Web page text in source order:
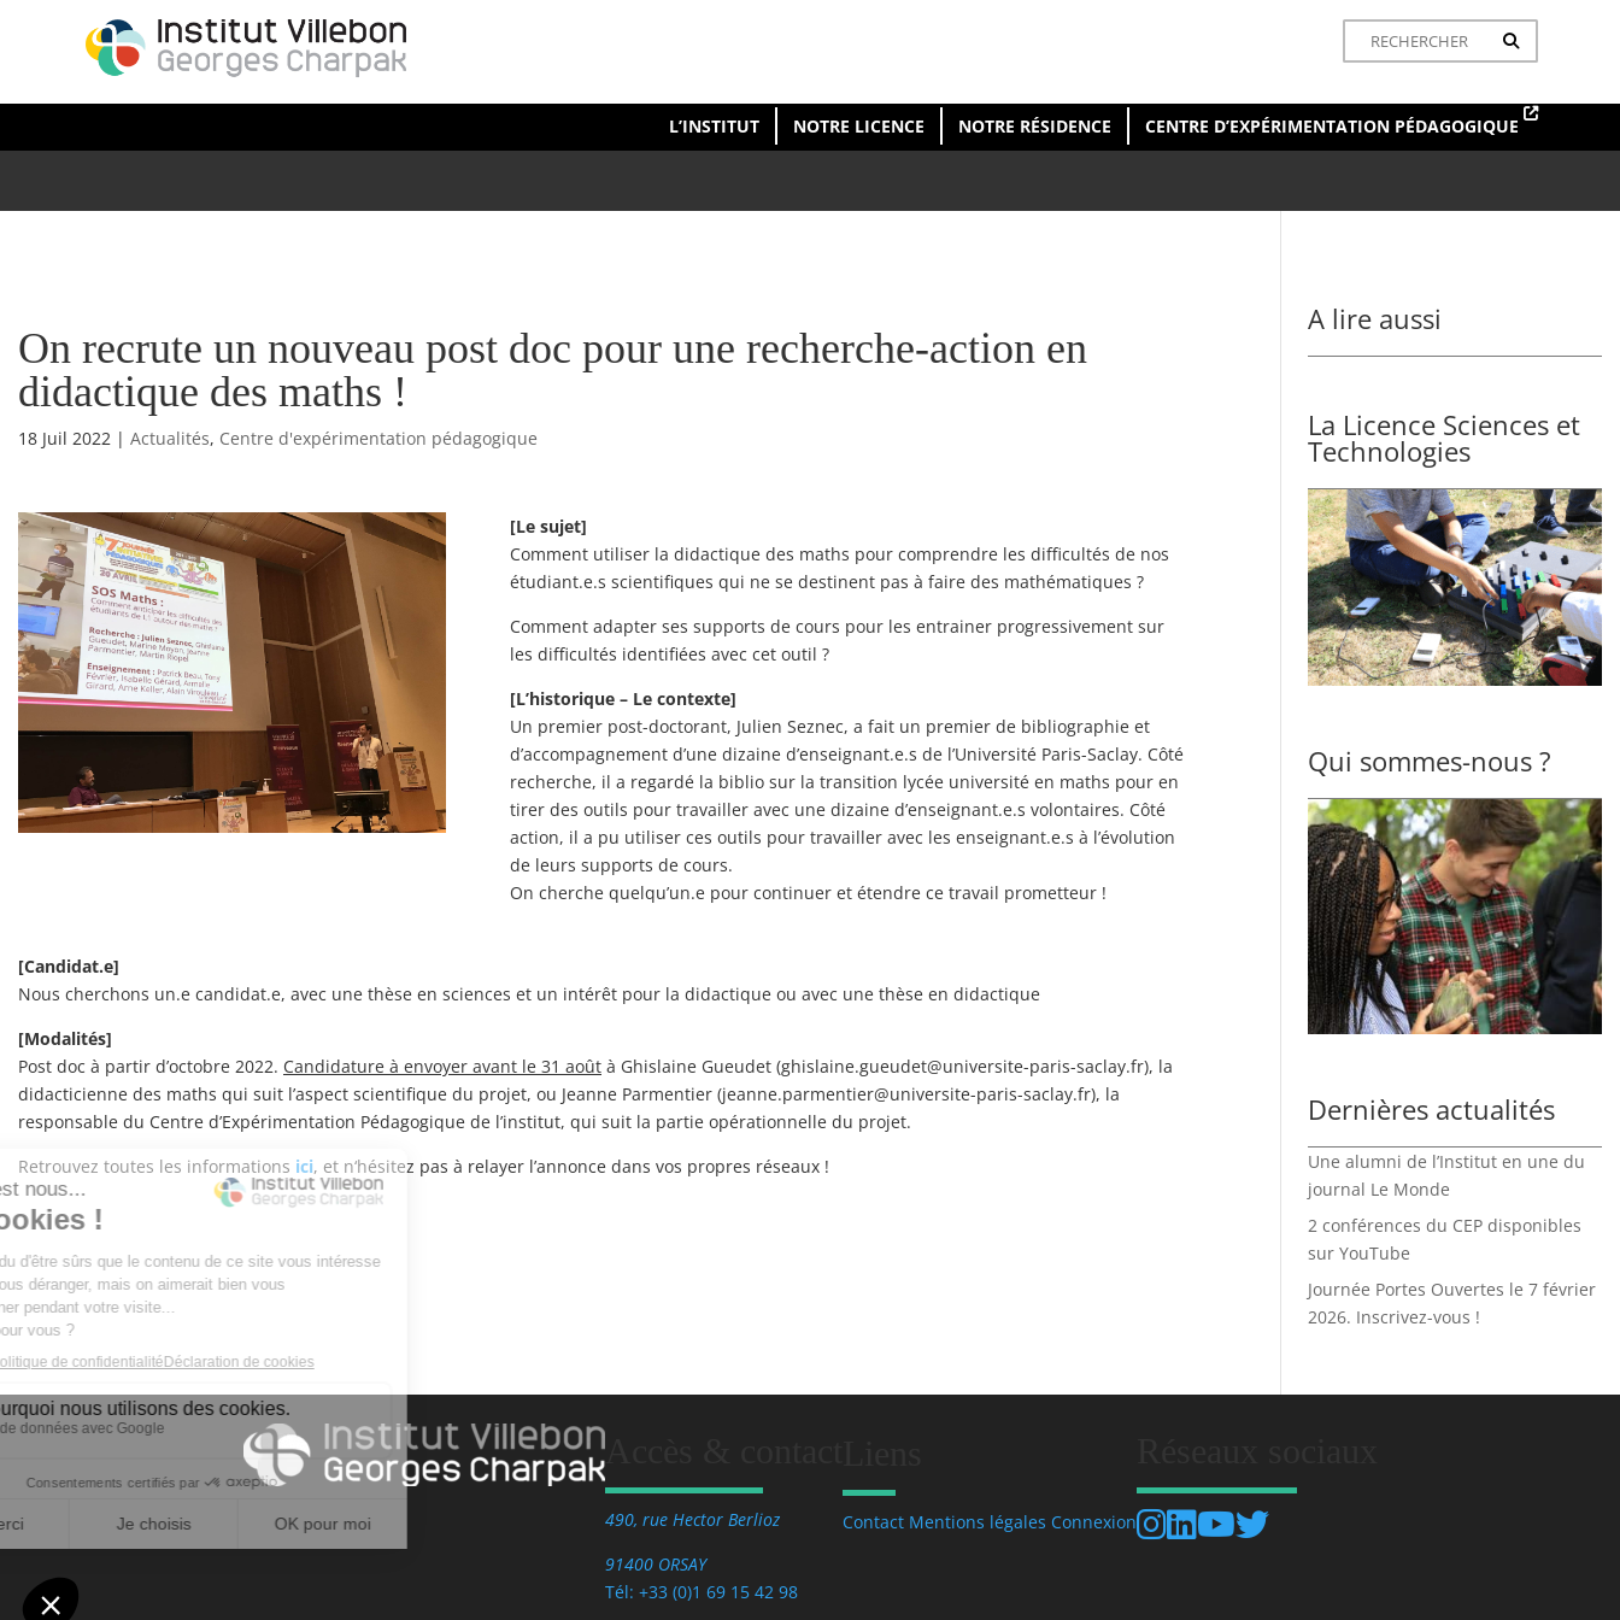
L’INSTITUT NOTRE LICENCE NOTRE RÉSIDENCE CENTRE D’EXPÉRIMENTATION PÉDAGOGIQUE
On recrute un nouveau post doc pour une recherche-action en
didactique des maths !
18 Juil 2022 | Actualités, Centre d'expérimentation pédagogique
[Le sujet]
Comment utiliser la didactique des maths pour comprendre les difficultés de nos
étudiant.e.s scientifiques qui ne se destinent pas à faire des mathématiques ?
Comment adapter ses supports de cours pour les entrainer progressivement sur
les difficultés identifiées avec cet outil ?
[L’historique – Le contexte]
Un premier post-doctorant, Julien Seznec, a fait un premier de bibliographie et
d’accompagnement d’une dizaine d’enseignant.e.s de l’Université Paris-Saclay. Côté
recherche, il a regardé la biblio sur la transition lycée université en maths pour en
tirer des outils pour travailler avec une dizaine d’enseignant.e.s volontaires. Côté
action, il a pu utiliser ces outils pour travailler avec les enseignant.e.s à l’évolution
de leurs supports de cours.
On cherche quelqu’un.e pour continuer et étendre ce travail prometteur !
[Candidat.e]
Nous cherchons un.e candidat.e, avec une thèse en sciences et un intérêt pour la didactique ou avec une thèse en didactique
[Modalités]
Post doc à partir d’octobre 2022. Candidature à envoyer avant le 31 août à Ghislaine Gueudet (ghislaine.gueudet@universite-paris-saclay.fr), la
didacticienne des maths qui suit l’aspect scientifique du projet, ou Jeanne Parmentier (jeanne.parmentier@universite-paris-saclay.fr), la
responsable du Centre d’Expérimentation Pédagogique de l’institut, qui suit la partie opérationnelle du projet.
Retrouvez toutes les informations ici, et n‘hésitez pas à relayer l’annonce dans vos propres réseaux !
A lire aussi
La Licence Sciences et
Technologies
Qui sommes-nous ?
Dernières actualités
Une alumni de l’Institut en une du
journal Le Monde
2 conférences du CEP disponibles
sur YouTube
Journée Portes Ouvertes le 7 février
2026. Inscrivez-vous !
Accès & contact
490, rue Hector Berlioz
91400 ORSAY
Tél: +33 (0)1 69 15 42 98
Contact Mentions légales Connexion